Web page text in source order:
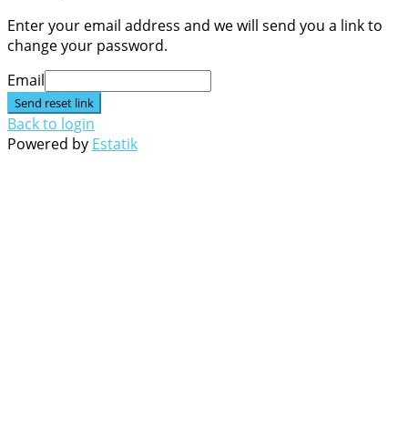
Enter your email address and we will send you a link to
change your password.
Email
Send reset link
Back to login
Powered by Estatik